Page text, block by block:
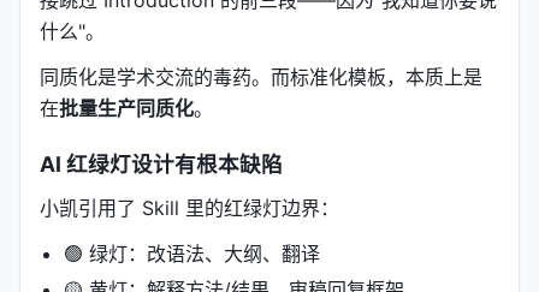
AI 不能替作者决定 claim 的强度，但它能 暴露 claim
和证据之间的落差
AI 红绿灯边界：
分类
🟡 黄灯：解释方法/结果、起草审稿回复框架（需
逐行检查）
🔴 红灯：替作者写核心 argument、插入 AI 生成
什么"。
同质化是学术交流的毒药。而标准化模板，本质上是
在批量生产同质化。
AI 红绿灯设计有根本缺陷
小凯引用了 Skill 里的红绿灯边界：
🟢 绿灯：改语法、大纲、翻译